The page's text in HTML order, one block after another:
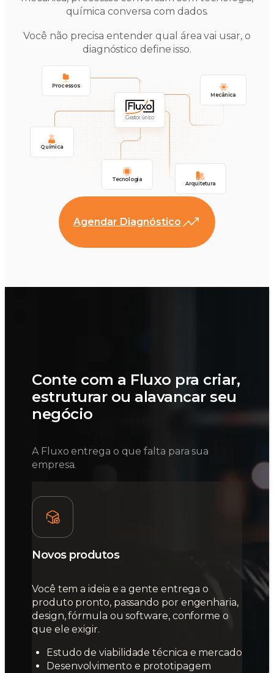
Processos
Gestor único
Mecânica
Tecnologia
Arquitetura
Química
química conversa com dados.
Você não precisa entender qual área vai usar, o
diagnóstico define isso.
Agendar Diagnóstico
Conte com a Fluxo pra criar,
estruturar ou alavancar seu
negócio
A Fluxo entrega o que falta para sua
empresa.
Novos produtos
Você tem a ideia e a gente entrega o
produto pronto, passando por engenharia,
design, fórmula ou software, conforme o
que ele exigir.
Estudo de viabilidade técnica e mercado
Desenvolvimento e prototipagem